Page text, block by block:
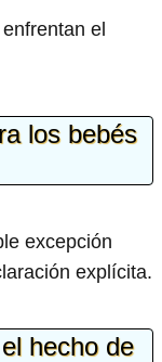
el
los bebés
excepción
explícita.
hecho de